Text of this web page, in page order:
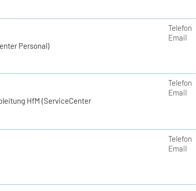
Personal)
Telefon
Email
HfM (ServiceCenter
Telefon
Email
Telefon
Email